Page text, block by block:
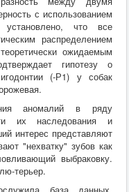
с использованием
установлено, что все
распределением
ожидаемым
гипотезу о
(-Р1) у собак
аномалий в ряду
их наследования и
интерес представляют
"нехватку" зубов как
выбраковку.
терьер.